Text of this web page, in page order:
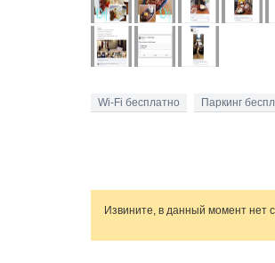
Wi-Fi бесплатно Паркинг
Извините, в данный момент нет